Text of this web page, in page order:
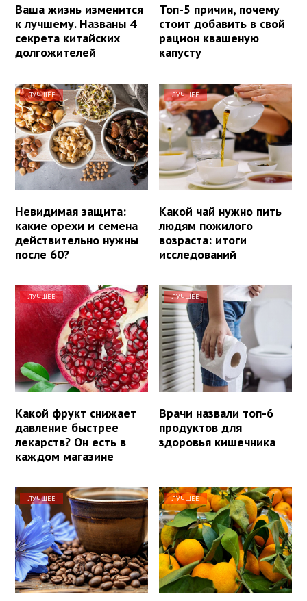
Ваша жизнь изменится
к лучшему. Названы 4
секрета китайских
долгожителей
Топ-5 причин, почему
стоит добавить в свой
рацион квашеную
капусту
ЛУЧШЕЕ
Невидимая защита:
какие орехи и семена
действительно нужны
после 60?
ЛУЧШЕЕ
Какой чай нужно пить
людям пожилого
возраста: итоги
исследований
ЛУЧШЕЕ
Какой фрукт снижает
давление быстрее
лекарств? Он есть в
каждом магазине
ЛУЧШЕЕ
Врачи назвали топ-6
продуктов для
здоровья кишечника
ЛУЧШЕЕ ЛУЧШЕЕ